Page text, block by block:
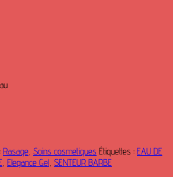
Rasage, Soins cosmetiques Étiquettes : EAU DE
, Elegance Gel, SENTEUR BARBE